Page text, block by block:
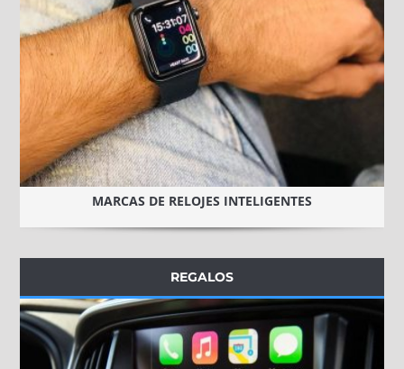
MARCAS DE RELOJES INTELIGENTES
REGALOS